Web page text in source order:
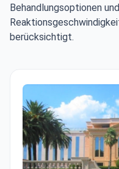
Behandlungsoptionen
berücksichtigt.